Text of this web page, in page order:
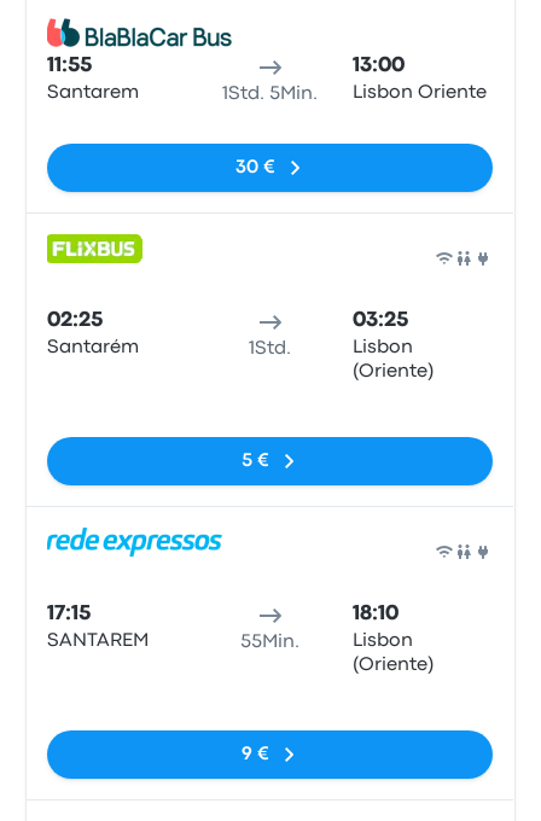
11:55
Santarem 1Std. 5Min.
13:00
Lisbon Oriente
30 €
02:25
Santarém 1Std.
03:25
Lisbon
(Oriente)
5 €
17:15
SANTAREM 55Min.
18:10
Lisbon
(Oriente)
9 €